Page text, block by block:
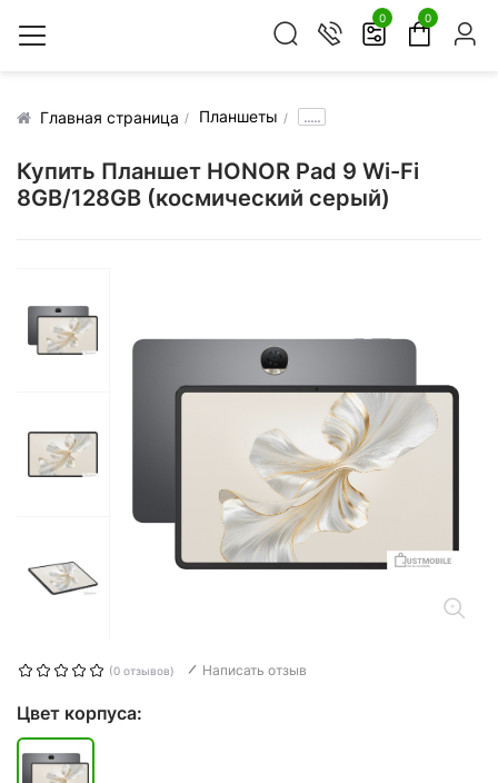
0 0
Главная страница Планшеты .....
Купить Планшет HONOR Pad 9 Wi-Fi
8GB/128GB (космический серый)
(0 отзывов) Написать отзыв
Цвет корпуса: